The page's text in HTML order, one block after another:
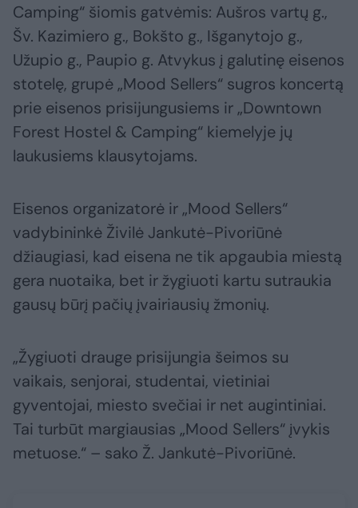
Camping“ šiomis gatvėmis: Aušros vartų g.,
Šv. Kazimiero g., Bokšto g., Išganytojo g.,
Užupio g., Paupio g. Atvykus į galutinę eisenos
stotelę, grupė „Mood Sellers“ sugros koncertą
prie eisenos prisijungusiems ir „Downtown
Forest Hostel & Camping“ kiemelyje jų
laukusiems klausytojams.
Eisenos organizatorė ir „Mood Sellers“
vadybininkė Živilė Jankutė-Pivoriūnė
džiaugiasi, kad eisena ne tik apgaubia miestą
gera nuotaika, bet ir žygiuoti kartu sutraukia
gausų būrį pačių įvairiausių žmonių.
„Žygiuoti drauge prisijungia šeimos su
vaikais, senjorai, studentai, vietiniai
gyventojai, miesto svečiai ir net augintiniai.
Tai turbūt margiausias „Mood Sellers“ įvykis
metuose.“ – sako Ž. Jankutė-Pivoriūnė.